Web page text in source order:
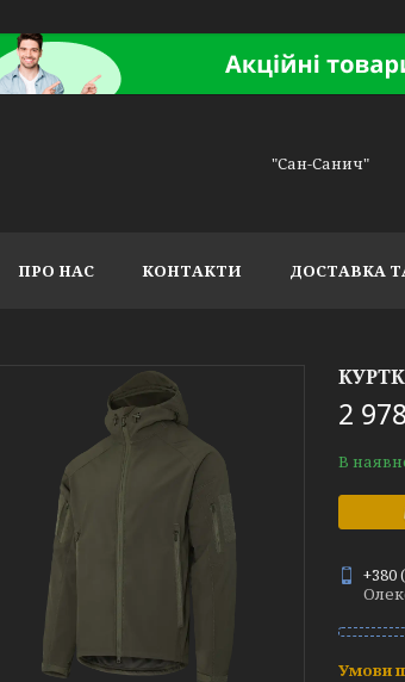
"Сан-Санич"
ПРО НАС КОНТАКТИ ДОСТАВКА
2
В
+380